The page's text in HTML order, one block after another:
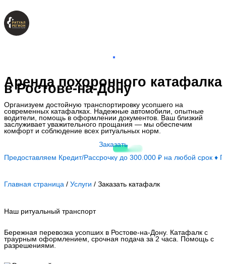
содержимому
Аренда похоронного катафалка
в Ростове-на-Дону
Организуем достойную транспортировку усопшего на
современных катафалках. Надежные автомобили, опытные
водители, помощь в оформлении документов. Ваш близкий
заслуживает уважительного прощания — мы обеспечим
комфорт и соблюдение всех ритуальных норм.
Заказать
Предоставляем Кредит/Рассрочку до 300.000 ₽ на любой срок
Главная страница / Услуги / Заказать катафалк
Наш ритуальный транспорт
Бережная перевозка усопших в Ростове-на-Дону. Катафалк с
траурным оформлением, срочная подача за 2 часа. Помощь с
разрешениями.